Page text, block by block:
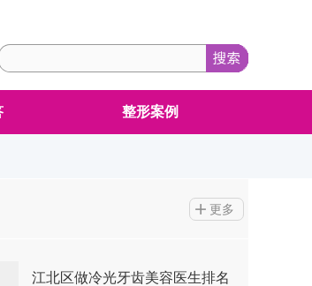
整形案例
更多
江北区做冷光牙齿美容医生排名